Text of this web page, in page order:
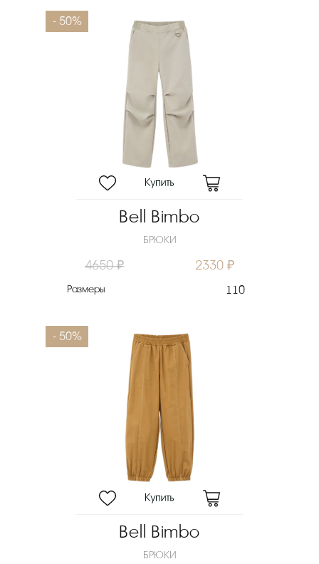
- 50%
Bell Bimbo
БРЮКИ
4650 ₽ 2330 ₽
Размеры 110
- 50%
Bell Bimbo
БРЮКИ